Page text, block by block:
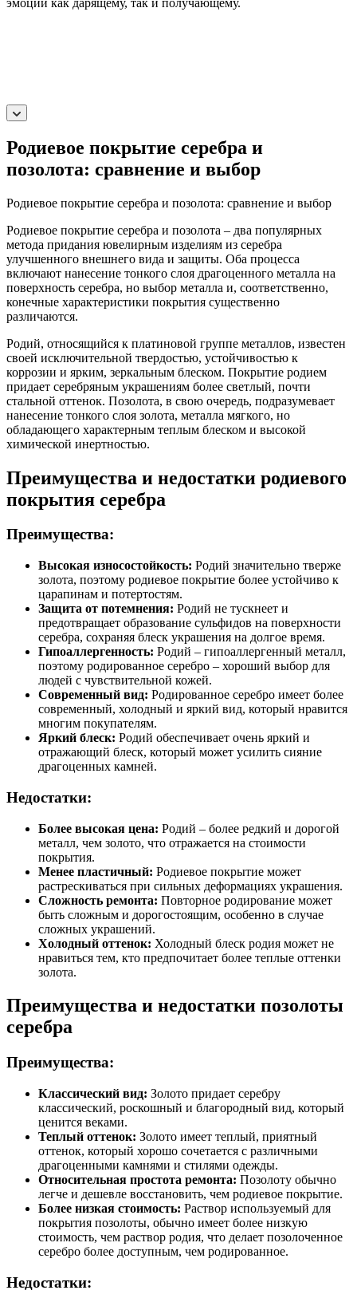
Родиевое покрытие серебра и
позолота: сравнение и выбор
Родиевое покрытие серебра и позолота: сравнение и выбор
Родиевое покрытие серебра и позолота – два популярных
метода придания ювелирным изделиям из серебра
улучшенного внешнего вида и защиты. Оба процесса
включают нанесение тонкого слоя драгоценного металла на
поверхность серебра, но выбор металла и, соответственно,
конечные характеристики покрытия существенно
различаются.
Родий, относящийся к платиновой группе металлов, известен
своей исключительной твердостью, устойчивостью к
коррозии и ярким, зеркальным блеском. Покрытие родием
придает серебряным украшениям более светлый, почти
стальной оттенок. Позолота, в свою очередь, подразумевает
нанесение тонкого слоя золота, металла мягкого, но
обладающего характерным теплым блеском и высокой
химической инертностью.
Преимущества и недостатки родиевого
покрытия серебра
Преимущества:
Высокая износостойкость: Родий значительно тверже
золота, поэтому родиевое покрытие более устойчиво к
царапинам и потертостям.
Защита от потемнения: Родий не тускнеет и
предотвращает образование сульфидов на поверхности
серебра, сохраняя блеск украшения на долгое время.
Гипоаллергенность: Родий – гипоаллергенный металл,
поэтому родированное серебро – хороший выбор для
людей с чувствительной кожей.
Современный вид: Родированное серебро имеет более
современный, холодный и яркий вид, который нравится
многим покупателям.
Яркий блеск: Родий обеспечивает очень яркий и
отражающий блеск, который может усилить сияние
драгоценных камней.
Недостатки:
Более высокая цена: Родий – более редкий и дорогой
металл, чем золото, что отражается на стоимости
покрытия.
Менее пластичный: Родиевое покрытие может
растрескиваться при сильных деформациях украшения.
Сложность ремонта: Повторное родирование может
быть сложным и дорогостоящим, особенно в случае
сложных украшений.
Холодный оттенок: Холодный блеск родия может не
нравиться тем, кто предпочитает более теплые оттенки
золота.
Преимущества и недостатки позолоты
серебра
Преимущества:
Классический вид: Золото придает серебру
классический, роскошный и благородный вид, который
ценится веками.
Теплый оттенок: Золото имеет теплый, приятный
оттенок, который хорошо сочетается с различными
драгоценными камнями и стилями одежды.
Относительная простота ремонта: Позолоту обычно
легче и дешевле восстановить, чем родиевое покрытие.
Более низкая стоимость: Раствор используемый для
покрытия позолоты, обычно имеет более низкую
стоимость, чем раствор родия, что делает позолоченное
серебро более доступным, чем родированное.
Недостатки: